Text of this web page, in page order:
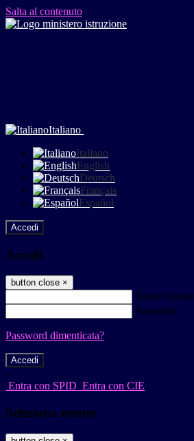
Salta al contenuto
Italiano
Italiano
English
Deutsch
Français
Español
Accedi
Accedi
button close ×
Nome Utente
Password
Password dimenticata?
-
Entra con SPID Entra con CIE
Seleziona utente